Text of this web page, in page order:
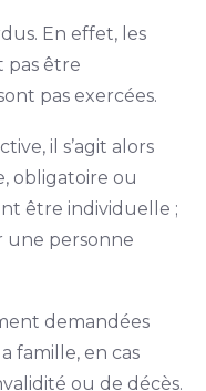
En effet, les
pas être
pas exercées.
il s’agit alors
obligatoire ou
être individuelle ;
une personne
demandées
famille, en cas
ou de décès.